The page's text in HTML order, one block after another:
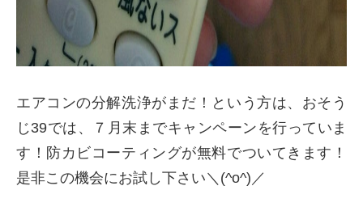
エアコンの分解洗浄がまだ！という方は、おそう
じ39では、７月末までキャンペーンを行っていま
す！防カビコーティングが無料でついてきます！
是非この機会にお試し下さい＼(^o^)／